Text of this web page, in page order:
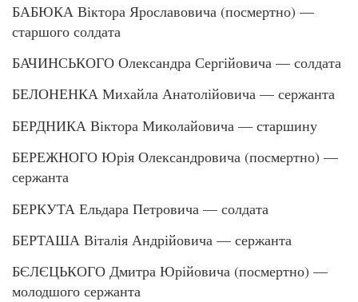
БАБЮКА Віктора Ярославовича (посмертно) —
старшого солдата
БАЧИНСЬКОГО Олександра Сергійовича — солдата
БЕЛОНЕНКА Михайла Анатолійовича — сержанта
БЕРДНИКА Віктора Миколайовича — старшину
БЕРЕЖНОГО Юрія Олександровича (посмертно) —
сержанта
БЕРКУТА Ельдара Петровича — солдата
БЕРТАША Віталія Андрійовича — сержанта
БЄЛЄЦЬКОГО Дмитра Юрійовича (посмертно) —
молодшого сержанта